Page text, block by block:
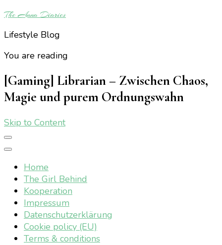
The Anna Diaries
Lifestyle Blog
You are reading
[Gaming] Librarian – Zwischen Chaos,
Magie und purem Ordnungswahn
Skip to Content
Home
The Girl Behind
Kooperation
Impressum
Datenschutzerklärung
Cookie policy (EU)
Terms & conditions